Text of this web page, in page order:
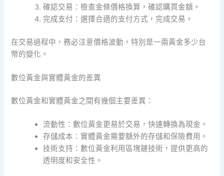
確認交易：檢查金條價格換算，確認購買金額。
完成支付：選擇合適的支付方式，完成交易。
在交易過程中，務必注意價格波動，特別是一兩黃金多少台
幣的變化。
數位黃金與實體黃金的差異
數位黃金和實體黃金之間有幾個主要差異：
流動性：數位黃金更易於交易，快速轉換為現金。
存儲成本：實體黃金需要額外的存儲和保險費用。
技術支持：數位黃金利用區塊鏈技術，提供更高的
透明度和安全性。